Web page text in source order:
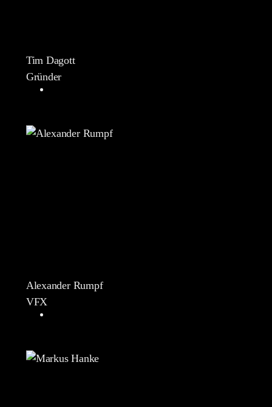
Tim Dagott
Gründer
Alexander Rumpf
VFX